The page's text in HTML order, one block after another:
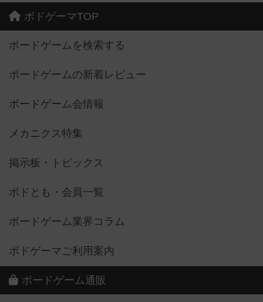
ボドゲーマTOP
ボードゲームを検索する
ボードゲームの新着レビュー
ボードゲーム会情報
メカニクス特集
掲示板・トピックス
ボドとも・会員一覧
ボードゲーム業界コラム
ボドゲーマご利用案内
ボードゲーム通販